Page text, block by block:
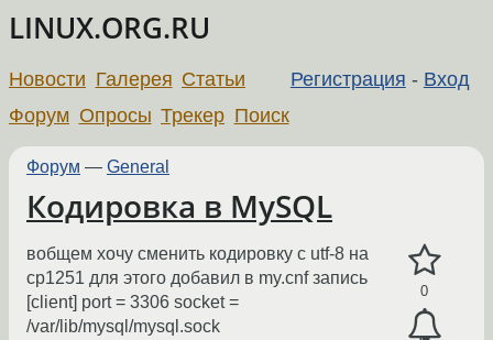
LINUX.ORG.RU
Регистрация - Вход
Новости Галерея Статьи
Форум Опросы Трекер Поиск
Форум — General
Кодировка в MySQL
0
вобщем хочу сменить кодировку с utf-8 на
cp1251 для этого добавил в my.cnf запись
[client] port = 3306 socket =
/var/lib/mysql/mysql.sock